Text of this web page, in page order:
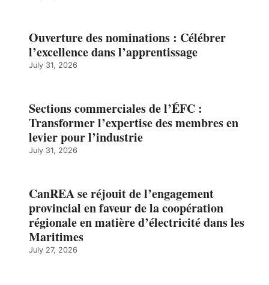
Ouverture des nominations : Célébrer
l’excellence dans l’apprentissage
July 31, 2026
Sections commerciales de l’ÉFC :
Transformer l’expertise des membres en
levier pour l’industrie
July 31, 2026
CanREA se réjouit de l’engagement
provincial en faveur de la coopération
régionale en matière d’électricité dans les
Maritimes
July 27, 2026